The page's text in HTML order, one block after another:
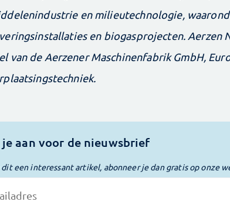
en milieutechnologie,
en biogasprojecten. Aerzen
van de Aerzener Maschinenfabrik GmbH,
aan voor de nieuwsbrief
dit een interessant artikel, abonneer je dan gratis op onze